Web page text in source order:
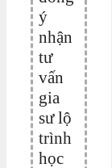
ý
nhận
tư
vấn
gia
sư lộ
trình
học